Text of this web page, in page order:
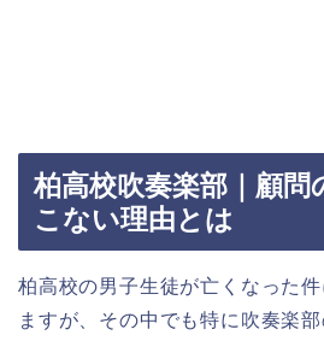
柏高校吹奏楽部｜顧問
こない理由とは
柏高校の男子生徒が亡くなった
ますが、その中でも特に吹奏楽